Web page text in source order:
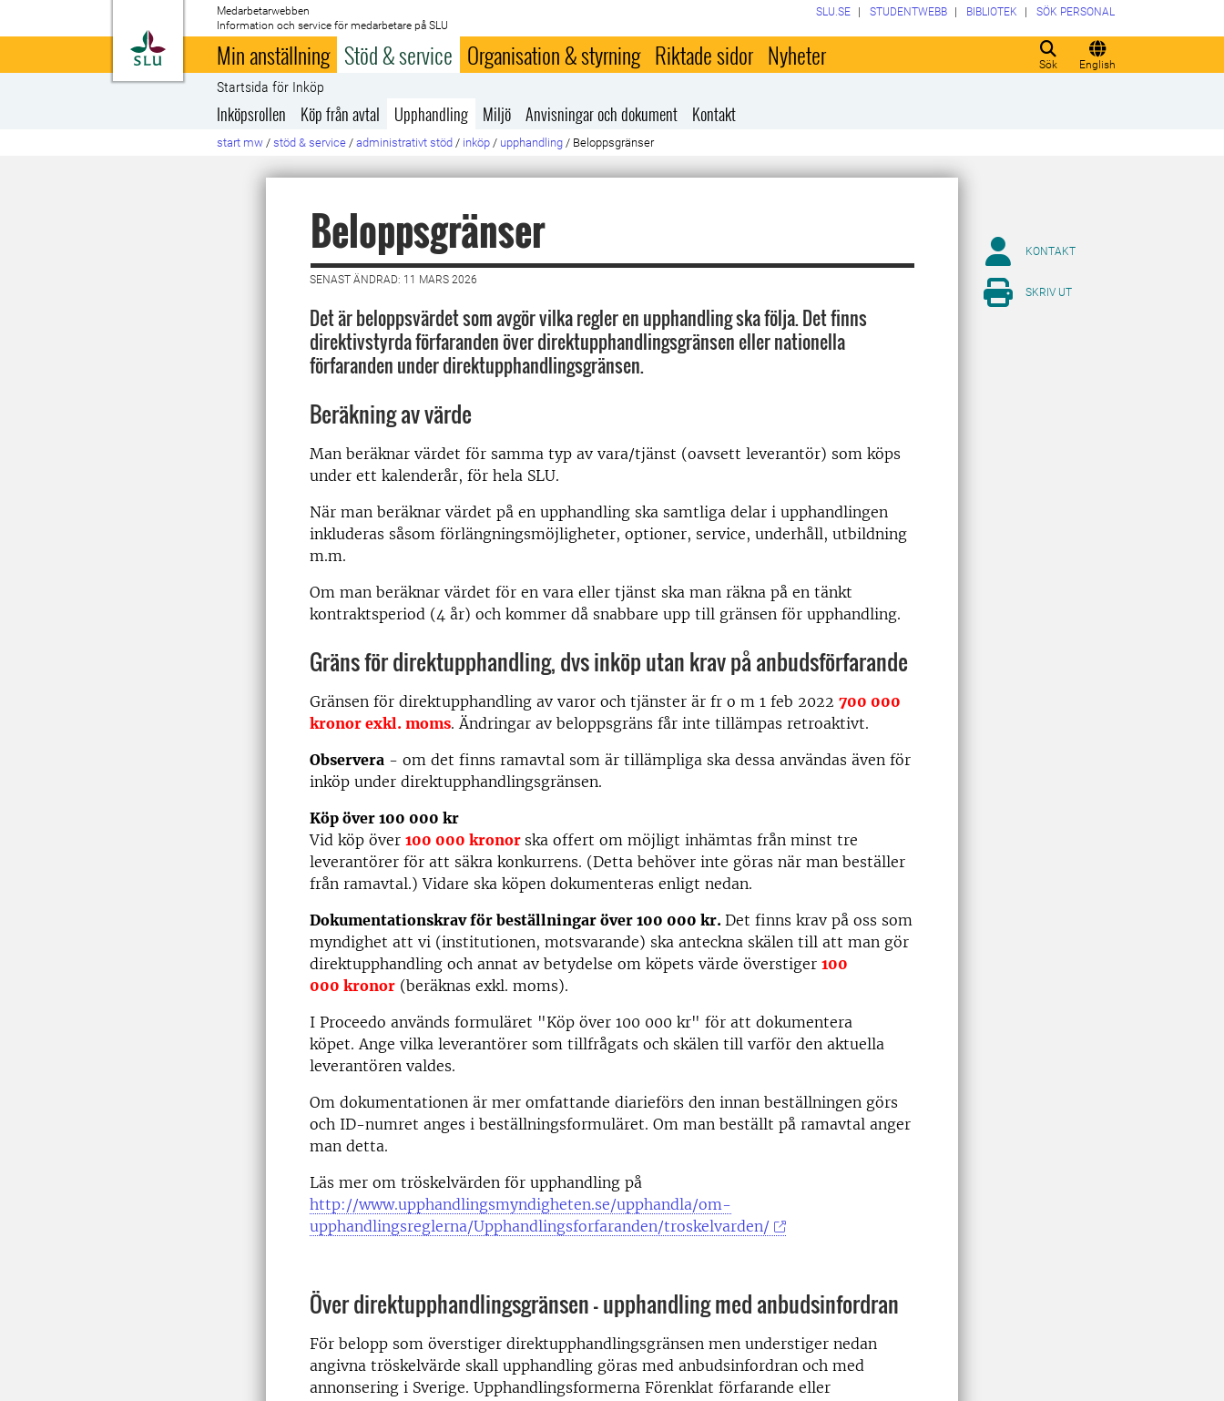
Till startsida
Medarbetarwebben
Information och service för medarbetare på SLU
Sök English
SLU.SE STUDENTWEBB BIBLIOTEK SÖK PERSONAL
Min anställning Stöd & service Organisation & styrning Riktade sidor Nyheter
Startsida för Inköp
Inköpsrollen Köp från avtal Upphandling Miljö Anvisningar och dokument Kontakt
start mw / stöd & service / administrativt stöd / inköp / upphandling / Beloppsgränser
Beloppsgränser
SENAST ÄNDRAD: 11 MARS 2026
Det är beloppsvärdet som avgör vilka regler en upphandling ska följa. Det finns
direktivstyrda förfaranden över direktupphandlingsgränsen eller nationella
förfaranden under direktupphandlingsgränsen.
Beräkning av värde
Man beräknar värdet för samma typ av vara/tjänst (oavsett leverantör) som köps
under ett kalenderår, för hela SLU.
När man beräknar värdet på en upphandling ska samtliga delar i upphandlingen
inkluderas såsom förlängningsmöjligheter, optioner, service, underhåll, utbildning
m.m.
Om man beräknar värdet för en vara eller tjänst ska man räkna på en tänkt
kontraktsperiod (4 år) och kommer då snabbare upp till gränsen för upphandling.
Gräns för direktupphandling, dvs inköp utan krav på anbudsförfarande
Gränsen för direktupphandling av varor och tjänster är fr o m 1 feb 2022 700 000
kronor exkl. moms.Ändringar av beloppsgräns får inte tillämpas retroaktivt.
Observera - om det finns ramavtal som är tillämpliga ska dessa användas även för
inköp under direktupphandlingsgränsen.
Köp över 100 000 kr
Vid köp över 100 000 kronor ska offert om möjligt inhämtas från minst tre
leverantörer för att säkra konkurrens. (Detta behöver inte göras när man beställer
från ramavtal.) Vidare ska köpen dokumenteras enligt nedan.
Dokumentationskrav för beställningar över 100 000 kr. Det finns krav på oss som
myndighet att vi (institutionen, motsvarande) ska anteckna skälen till att man gör
direktupphandling och annat av betydelse om köpets värde överstiger 100
000 kronor (beräknas exkl. moms).
I Proceedo används formuläret "Köp över 100 000 kr" för att dokumentera
köpet. Ange vilka leverantörer som tillfrågats och skälen till varför den aktuella
leverantören valdes.
Om dokumentationen är mer omfattande diarieförs den innan beställningen görs
och ID-numret anges i beställningsformuläret. Om man beställt på ramavtal anger
man detta.
Läs mer om tröskelvärden för upphandling på
http://www.upphandlingsmyndigheten.se/upphandla/om-
upphandlingsreglerna/Upphandlingsforfaranden/troskelvarden/
Över direktupphandlingsgränsen - upphandling med anbudsinfordran
För belopp som överstiger direktupphandlingsgränsen men understiger nedan
angivna tröskelvärde skall upphandling göras med anbudsinfordran och med
annonsering i Sverige. Upphandlingsformerna Förenklat förfarande eller
KONTAKT
SKRIV UT